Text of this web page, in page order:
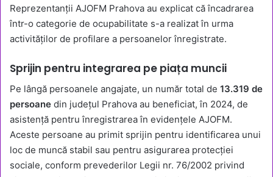
Reprezentanții AJOFM Prahova au explicat că încadrarea
într-o categorie de ocupabilitate s-a realizat în urma
activităților de profilare a persoanelor înregistrate.
Sprijin pentru integrarea pe piața muncii
Pe lângă persoanele angajate, un număr total de 13.319 de
persoane din județul Prahova au beneficiat, în 2024, de
asistență pentru înregistrarea în evidențele AJOFM.
Aceste persoane au primit sprijin pentru identificarea unui
loc de muncă stabil sau pentru asigurarea protecției
sociale, conform prevederilor Legii nr. 76/2002 privind